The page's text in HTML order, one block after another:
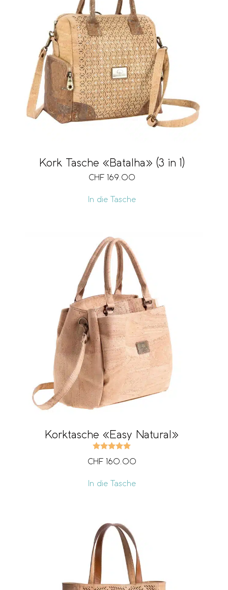
Kork Tasche «Batalha» (3 in 1)
CHF 169.00
In die Tasche
Korktasche «Easy Natural»
CHF 160.00
In die Tasche